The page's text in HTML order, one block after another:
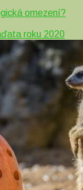
omezení?
roku 2020